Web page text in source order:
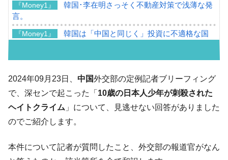
『Money1』
韓国･李在明さっそく不動産対策で浅薄な発
言。
『Money1』
韓国は「中国と同じく」投資に不適格な国
『Money1』
『韓国銀行』が「金の保有量を増やしま
す」⇒「金を経由するドル入手」手段ではないのか？
『Money1』
韓国･外為取引量「1日当たり1,214.4億ド
『Money1』
韓国･帰ってきた李在明。李在明を支持しな
い「50.5％」に上昇
『Money1』
韓国大統領府ボンクラ政策室長が告発され
た ⇒ 国家が行った恐るべき株価操作であり、空前の国政壟
2024年09月23日、 中国外交部の定例記者ブリーフィング
で、深センで起こった「 10歳の日本人少年が刺殺された
ヘイトクライム 」について、見逃せない回答がありました
のでご紹介します。
本件について記者が質問したこと、外交部の報道官がなん